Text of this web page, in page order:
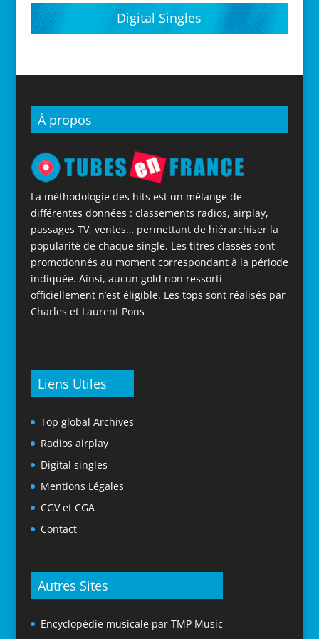
Digital Singles
À propos
La méthodologie des hits est un mélange de
différentes données : classements radios, airplay,
passages TV, ventes… permettant de hiérarchiser la
popularité de chaque single. Les titres classés sont
promotionnés au moment correspondant à la période
indiquée. Ainsi, aucun gold non ressorti
officiellement n’est éligible. Les tops sont réalisés par
Charles et Laurent Pons
Liens Utiles
Top global Archives
Radios airplay
Digital singles
Mentions Légales
CGV et CGA
Contact
Autres Sites
Encyclopédie musicale par TMP Music